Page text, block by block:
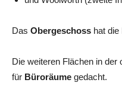
Das Obergeschoss hat die
Die weiteren Flächen in
für Büroräume gedacht.